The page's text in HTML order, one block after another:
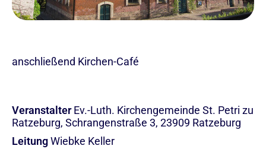
anschließend Kirchen-Café
Veranstalter Ev.-Luth. Kirchengemeinde St. Petri zu
Ratzeburg, Schrangenstraße 3, 23909 Ratzeburg
LeitungWiebke Keller